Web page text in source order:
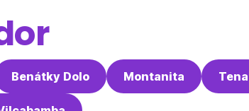
Benátky Dolo Montanita Tena